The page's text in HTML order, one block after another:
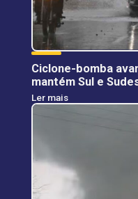
Ciclone-bomba
mantém Sul e
Ler mais